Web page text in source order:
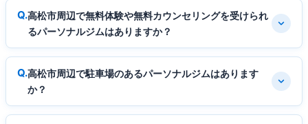
高松市周辺で無料体験や無料カウンセリングを受けられ
るパーソナルジムはありますか？
高松市周辺で駐車場のあるパーソナルジムはあります
か？